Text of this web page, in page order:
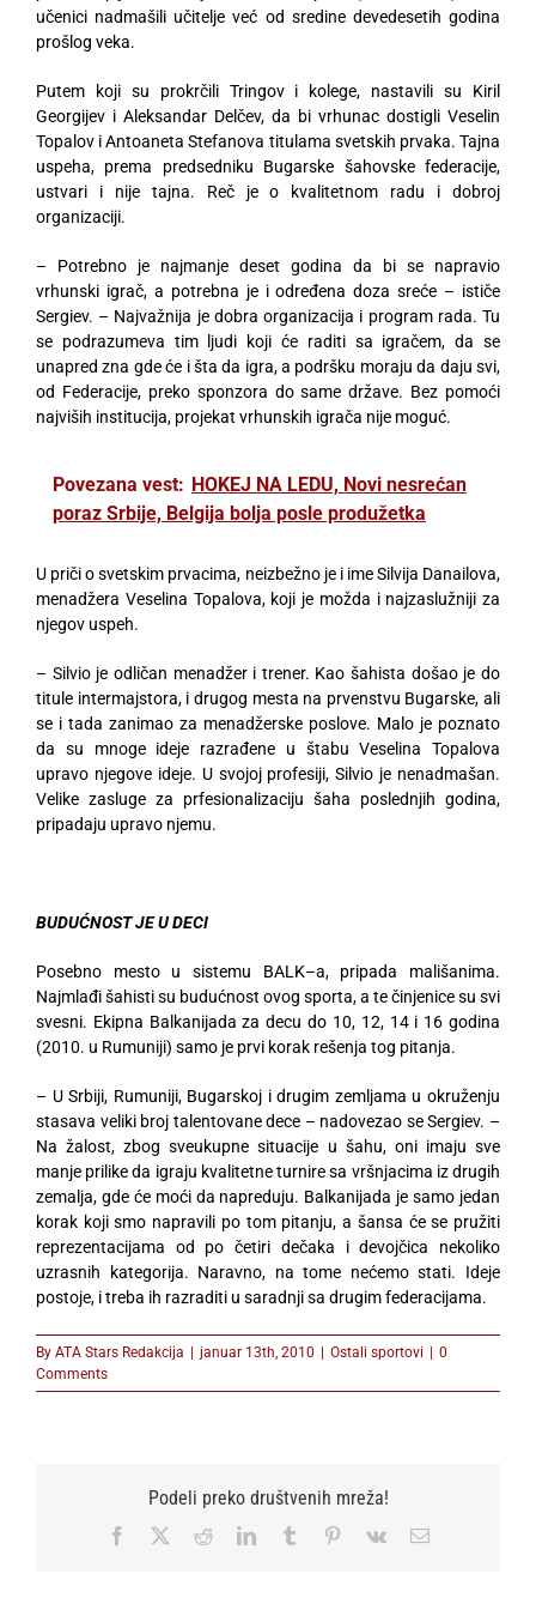
učenici nadmašili učitelje već od sredine devedesetih godina
prošlog veka.
Putem koji su prokrčili Tringov i kolege, nastavili su Kiril
Georgijev i Aleksandar Delčev, da bi vrhunac dostigli Veselin
Topalov i Antoaneta Stefanova titulama svetskih prvaka. Tajna
uspeha, prema predsedniku Bugarske šahovske federacije,
ustvari i nije tajna. Reč je o kvalitetnom radu i dobroj
organizaciji.
– Potrebno je najmanje deset godina da bi se napravio
vrhunski igrač, a potrebna je i određena doza sreće – ističe
Sergiev. – Najvažnija je dobra organizacija i program rada. Tu
se podrazumeva tim ljudi koji će raditi sa igračem, da se
unapred zna gde će i šta da igra, a podršku moraju da daju svi,
od Federacije, preko sponzora do same države. Bez pomoći
najviših institucija, projekat vrhunskih igrača nije moguć.
Povezana vest: HOKEJ NA LEDU, Novi nesrećan
poraz Srbije, Belgija bolja posle produžetka
U priči o svetskim prvacima, neizbežno je i ime Silvija Danailova,
menadžera Veselina Topalova, koji je možda i najzaslužniji za
njegov uspeh.
– Silvio je odličan menadžer i trener. Kao šahista došao je do
titule intermajstora, i drugog mesta na prvenstvu Bugarske, ali
se i tada zanimao za menadžerske poslove. Malo je poznato
da su mnoge ideje razrađene u štabu Veselina Topalova
upravo njegove ideje. U svojoj profesiji, Silvio je nenadmašan.
Velike zasluge za prfesionalizaciju šaha poslednjih godina,
pripadaju upravo njemu.
BUDUĆNOST JE U DECI
Posebno mesto u sistemu BALK–a, pripada mališanima.
Najmlađi šahisti su budućnost ovog sporta, a te činjenice su svi
svesni. Ekipna Balkanijada za decu do 10, 12, 14 i 16 godina
(2010. u Rumuniji) samo je prvi korak rešenja tog pitanja.
– U Srbiji, Rumuniji, Bugarskoj i drugim zemljama u okruženju
stasava veliki broj talentovane dece – nadovezao se Sergiev. –
Na žalost, zbog sveukupne situacije u šahu, oni imaju sve
manje prilike da igraju kvalitetne turnire sa vršnjacima iz drugih
zemalja, gde će moći da napreduju. Balkanijada je samo jedan
korak koji smo napravili po tom pitanju, a šansa će se pružiti
reprezentacijama od po četiri dečaka i devojčica nekoliko
uzrasnih kategorija. Naravno, na tome nećemo stati. Ideje
postoje, i treba ih razraditi u saradnji sa drugim federacijama.
By ATA Stars Redakcija januar 13th, 2010 Ostali sportovi
0
Comments
Podeli preko društvenih mreža!
Facebook RedditLinkedInTumblr Pinterest
Vk Email